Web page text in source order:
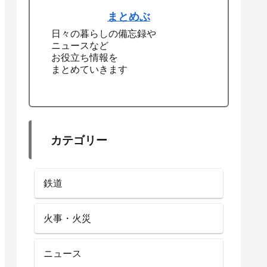
まとめぶ
日々の暮らしの備忘録や
ニュースなど
お役立ち情報を
まとめていきます
カテゴリー
鉄道
火事・火災
ニュース